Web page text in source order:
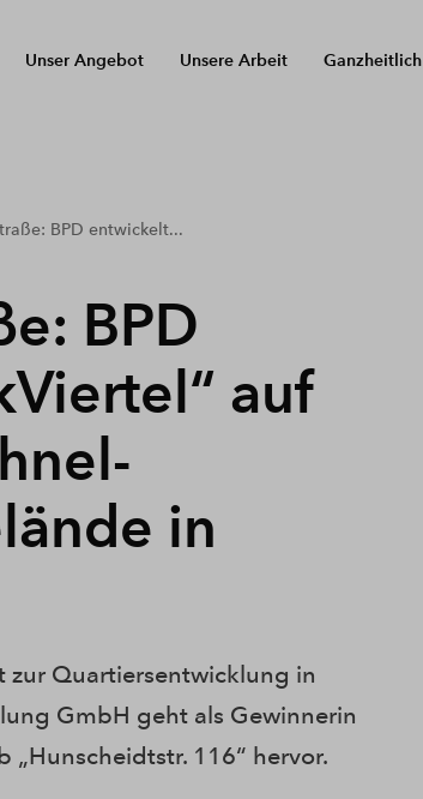
Unser Angebot Unsere Arbeit Ganzheitlich
BPD entwickelt...
BPD
auf
in
zur Quartiersentwicklung in
GmbH geht als Gewinnerin
116“ hervor.